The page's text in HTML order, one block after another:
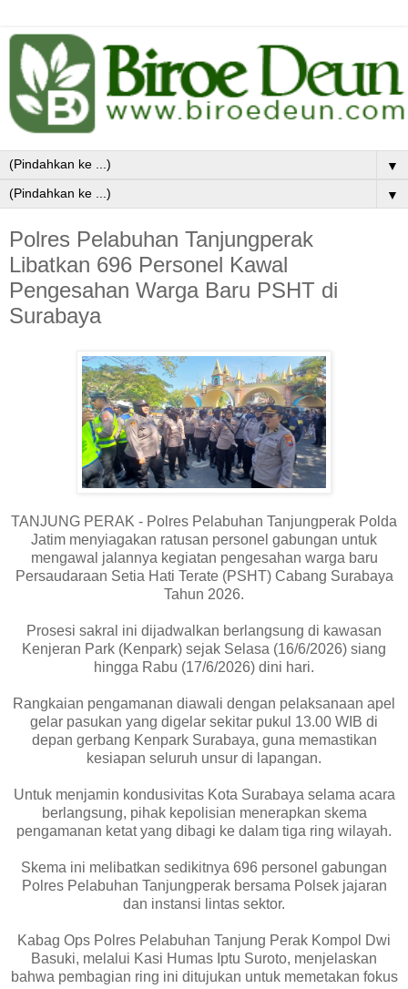
▼
▼
Polres Pelabuhan Tanjungperak
Libatkan 696 Personel Kawal
Pengesahan Warga Baru PSHT di
Surabaya
TANJUNG PERAK - Polres Pelabuhan Tanjungperak Polda
Jatim menyiagakan ratusan personel gabungan untuk
mengawal jalannya kegiatan pengesahan warga baru
Persaudaraan Setia Hati Terate (PSHT) Cabang Surabaya
Tahun 2026.
Prosesi sakral ini dijadwalkan berlangsung di kawasan
Kenjeran Park (Kenpark) sejak Selasa (16/6/2026) siang
hingga Rabu (17/6/2026) dini hari.
Rangkaian pengamanan diawali dengan pelaksanaan apel
gelar pasukan yang digelar sekitar pukul 13.00 WIB di
depan gerbang Kenpark Surabaya, guna memastikan
kesiapan seluruh unsur di lapangan.
Untuk menjamin kondusivitas Kota Surabaya selama acara
berlangsung, pihak kepolisian menerapkan skema
pengamanan ketat yang dibagi ke dalam tiga ring wilayah.
Skema ini melibatkan sedikitnya 696 personel gabungan
Polres Pelabuhan Tanjungperak bersama Polsek jajaran
dan instansi lintas sektor.
Kabag Ops Polres Pelabuhan Tanjung Perak Kompol Dwi
Basuki, melalui Kasi Humas Iptu Suroto, menjelaskan
bahwa pembagian ring ini ditujukan untuk memetakan fokus